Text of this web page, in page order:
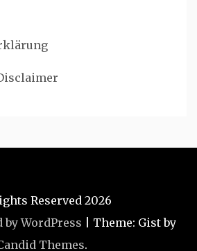
Reserved 2026
WordPress
Theme: Gist by
Themes.